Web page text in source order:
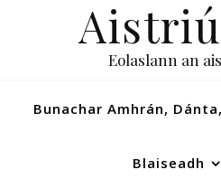
Eolaslann an
Bunachar Amhrán,
Blaiseadh